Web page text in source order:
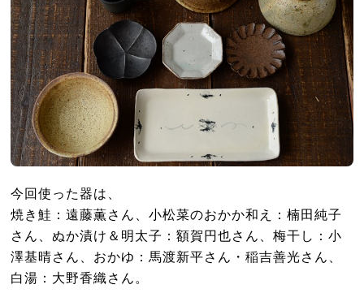
今回使った器は、
焼き鮭：遠藤薫さん、小松菜のおかか和え：楠田純子
さん、ぬか漬け＆明太子：額賀円也さん、梅干し：小
澤基晴さん、おかゆ：馬渡新平さん・稲吉善光さん、
白湯：大野香織さん。